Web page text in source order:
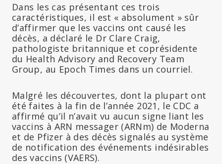
Dans les cas présentant ces trois
caractéristiques, il est « absolument » sûr
d’affirmer que les vaccins ont causé les
décès, a déclaré le Dr Clare Craig,
pathologiste britannique et coprésidente
du Health Advisory and Recovery Team
Group, au Epoch Times dans un courriel.
Malgré les découvertes, dont la plupart ont
été faites à la fin de l’année 2021, le CDC a
affirmé qu’il n’avait vu aucun signe liant les
vaccins à ARN messager (ARNm) de Moderna
et de Pfizer à des décès signalés au système
de notification des événements indésirables
des vaccins (VAERS).